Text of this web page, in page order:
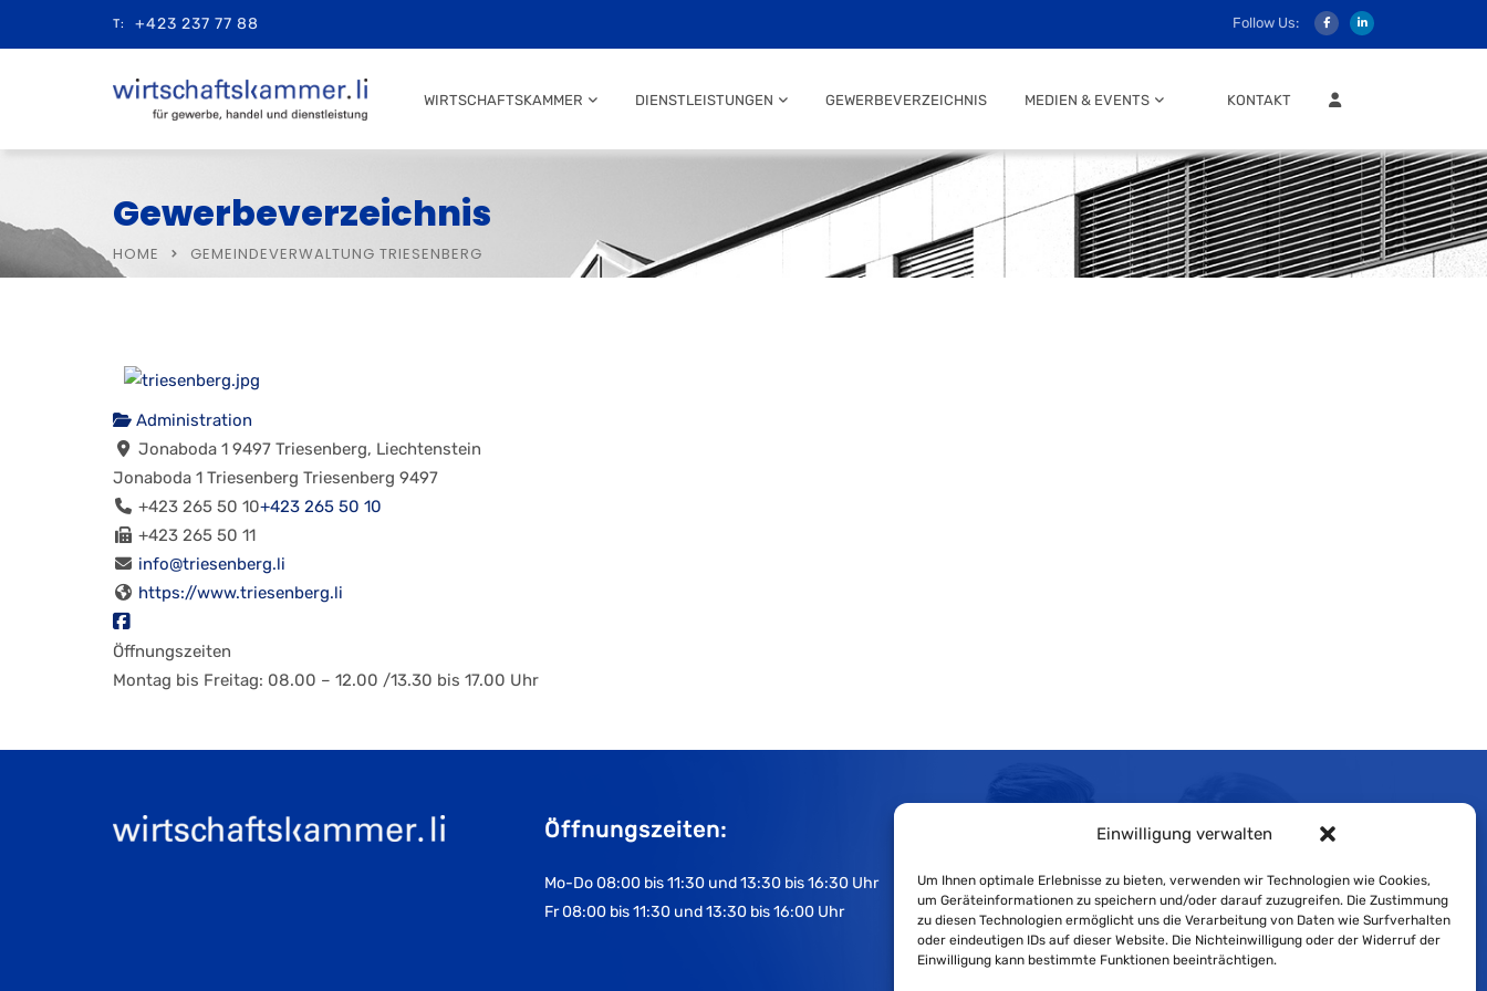
Einwilligung verwalten
Um Ihnen optimale Erlebnisse zu bieten, verwenden wir Technologien wie Cookies,
um Geräteinformationen zu speichern und/oder darauf zuzugreifen. Die Zustimmung
zu diesen Technologien ermöglicht uns die Verarbeitung von Daten wie Surfverhalten
oder eindeutigen IDs auf dieser Website. Die Nichteinwilligung oder der Widerruf der
Einwilligung kann bestimmte Funktionen beeinträchtigen.
T: +423 237 77 88 Follow Us:
WIRTSCHAFTSKAMMER DIENSTLEISTUNGEN GEWERBEVERZEICHNIS MEDIEN & EVENTS KONTAKT MITGLIEDER LOGIN
Gewerbeverzeichnis
HOME GEMEINDEVERWALTUNG TRIESENBERG
Administration
Jonaboda 1 9497 Triesenberg, Liechtenstein
Jonaboda 1 Triesenberg Triesenberg 9497
+423 265 50 10+423 265 50 10
+423 265 50 11
info@triesenberg.li
https://www.triesenberg.li
Öffnungszeiten
Montag bis Freitag: 08.00 – 12.00 /13.30 bis 17.00 Uhr
Öffnungszeiten:
Mo-Do 08:00 bis 11:30 und 13:30 bis 16:30 Uhr
Fr 08:00 bis 11:30 und 13:30 bis 16:00 Uhr
Datenschutzerklärung